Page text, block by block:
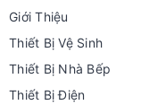
Giới Thiệu
Thiết Bị Vệ Sinh
Thiết Bị Nhà Bếp
Thiết Bị Điện